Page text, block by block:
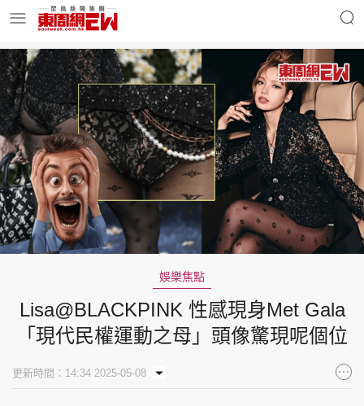
明星名人 時事財經
東周Ladies 優享生活
東周食玩通 會員活動
玄學靈異 東周專欄
娛樂焦點
Lisa@BLACKPINK 性感現身Met Gala
「現代民權運動之母」頭像驚現呢個位
更新時間：14:34 2025-05-08